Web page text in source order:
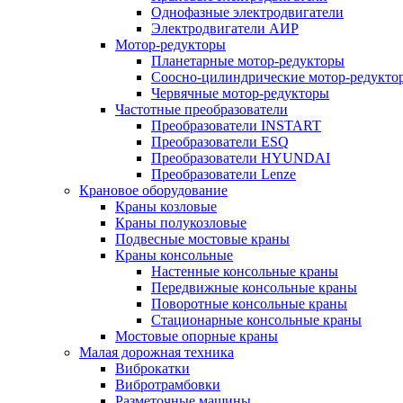
Однофазные электродвигатели
Электродвигатели АИР
Мотор-редукторы
Планетарные мотор-редукторы
Соосно-цилиндрические мотор-
Червячные мотор-редукторы
Частотные преобразователи
Преобразователи INSTART
Преобразователи ESQ
Преобразователи HYUNDAI
Преобразователи Lenze
Крановое оборудование
Краны козловые
Краны полукозловые
Подвесные мостовые краны
Краны консольные
Настенные консольные краны
Передвижные консольные краны
Поворотные консольные краны
Стационарные консольные краны
Мостовые опорные краны
Малая дорожная техника
Виброкатки
Вибротрамбовки